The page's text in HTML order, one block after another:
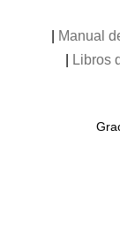
Manual
Libros